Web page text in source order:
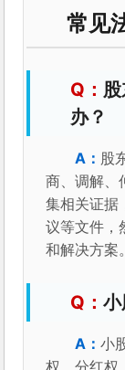
常见
办？
股
商、调解、
集相关证据
议等文件，
和解决方案。
小